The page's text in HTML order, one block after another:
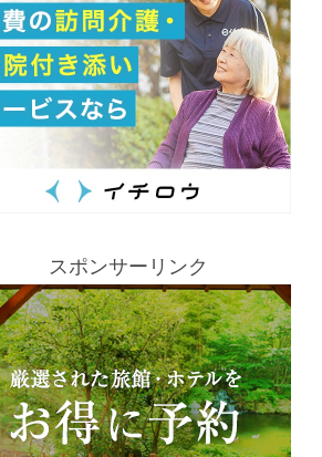
スポンサーリンク